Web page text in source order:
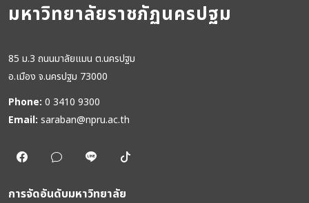
มหาวิทยาลัยราชภัฏนครปฐม
85 ม.3 ถนนมาลัยแมน ต.นครปฐม
อ.เมือง จ.นครปฐม 73000
Phone: 0 3410 9300
Email: saraban@npru.ac.th
การจัดอันดับมหาวิทยาลัย